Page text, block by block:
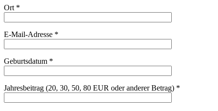
Ort *
E-Mail-Adresse *
Geburtsdatum *
Jahresbeitrag (20, 30, 50, 80 EUR oder anderer Betrag) *